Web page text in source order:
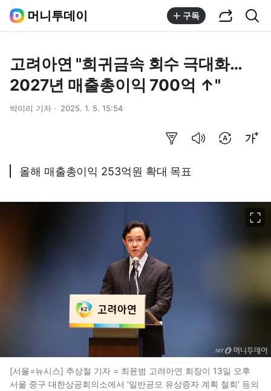
머니투데이 구독
고려아연 "희귀금속 회수 극대화…
2027년 매출총이익 700억 ↑"
박미리 기자 2025. 1. 5. 15:54
올해 매출총이익 253억원 확대 목표
[서울=뉴시스] 추상철 기자 = 최윤범 고려아연 회장이 13일 오후
서울 중구 대한상공회의소에서 '일반공모 유상증자 계획 철회' 등의